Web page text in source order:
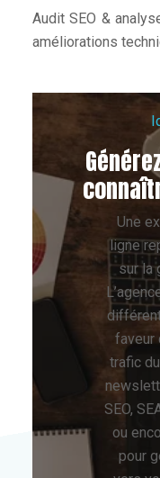
Audit SEO &
améliorations
Une
ligne
sur la
faveur
trafic
SEO,
ou
pour